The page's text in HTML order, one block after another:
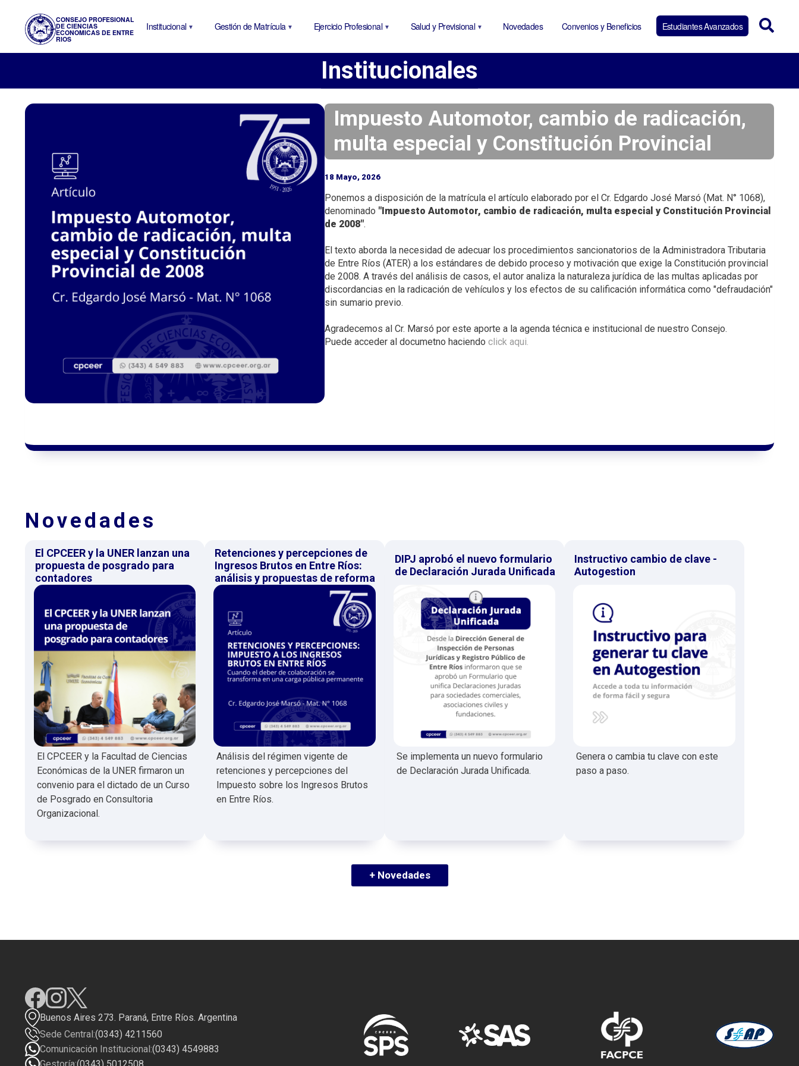
a
r
a
c
o
n
t
i
d
p
r
i
n
c
p
CONSEJO PROFESIONAL
DE CIENCIAS
ECONOMICAS DE ENTRE
RIOS
Institucional Gestión de Matrícula Ejercicio Profesional Salud y Previsional Novedades Convenios y Beneficios Estudiantes Avanzados
Institucionales
Impuesto Automotor, cambio de radicación,
multa especial y Constitución Provincial
18 Mayo, 2026
Ponemos a disposición de la matrícula el artículo elaborado por el Cr. Edgardo José Marsó (Mat. N° 1068),
denominado "Impuesto Automotor, cambio de radicación, multa especial y Constitución Provincial
de 2008".
El texto aborda la necesidad de adecuar los procedimientos sancionatorios de la Administradora Tributaria
de Entre Ríos (ATER) a los estándares de debido proceso y motivación que exige la Constitución provincial
de 2008. A través del análisis de casos, el autor analiza la naturaleza jurídica de las multas aplicadas por
discordancias en la radicación de vehículos y los efectos de su calificación informática como "defraudación"
sin sumario previo.
Agradecemos al Cr. Marsó por este aporte a la agenda técnica e institucional de nuestro Consejo.
Puede acceder al documetno haciendo click aqui.
Novedades
El CPCEER y la UNER lanzan una
propuesta de posgrado para
contadores
El CPCEER y la Facultad de Ciencias
Económicas de la UNER firmaron un
convenio para el dictado de un Curso
de Posgrado en Consultoria
Organizacional.
Retenciones y percepciones de
Ingresos Brutos en Entre Ríos:
análisis y propuestas de reforma
Análisis del régimen vigente de
retenciones y percepciones del
Impuesto sobre los Ingresos Brutos
en Entre Ríos.
DIPJ aprobó el nuevo formulario
de Declaración Jurada Unificada
Se implementa un nuevo formulario
de Declaración Jurada Unificada.
Instructivo cambio de clave -
Autogestion
Genera o cambia tu clave con este
paso a paso.
+ Novedades
Buenos Aires 273. Paraná, Entre Ríos. Argentina
Sede Central:(0343) 4211560
Comunicación Institucional:(0343) 4549883